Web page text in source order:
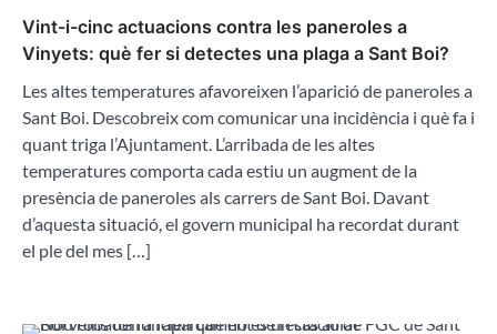
Vint-i-cinc actuacions contra les paneroles a
Vinyets: què fer si detectes una plaga a Sant Boi?
Les altes temperatures afavoreixen l’aparició de paneroles a
Sant Boi. Descobreix com comunicar una incidència i què fa i
quant triga l’Ajuntament. L’arribada de les altes
temperatures comporta cada estiu un augment de la
presència de paneroles als carrers de Sant Boi. Davant
d’aquesta situació, el govern municipal ha recordat durant
el ple del mes […]